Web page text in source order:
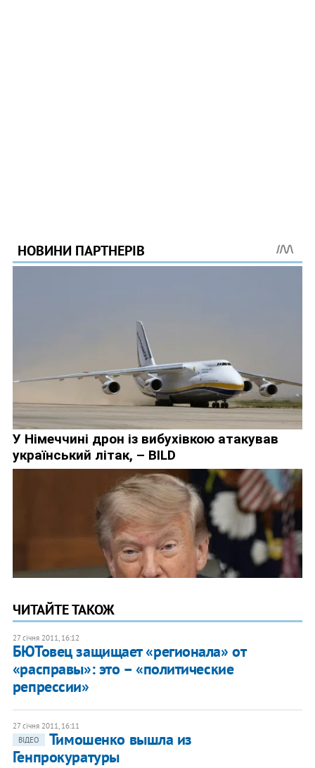
ЧИТАЙТЕ ТАКОЖ
27 січня 2011, 16:12
​БЮТовец защищает «регионала» от
«расправы»: это – «политические
репрессии»
27 січня 2011, 16:11
ВІДЕО
Тимошенко вышла из
Генпрокуратуры